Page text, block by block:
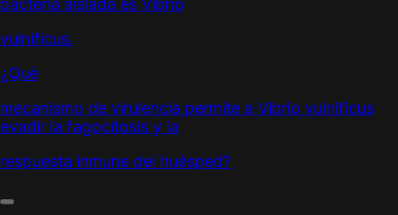
bacteria aislada es Vibrio
vulnificus.
¿Qué
mecanismo de virulencia permite a Vibrio vulnificus
evadir la fagocitosis y la
respuesta inmune del huésped?